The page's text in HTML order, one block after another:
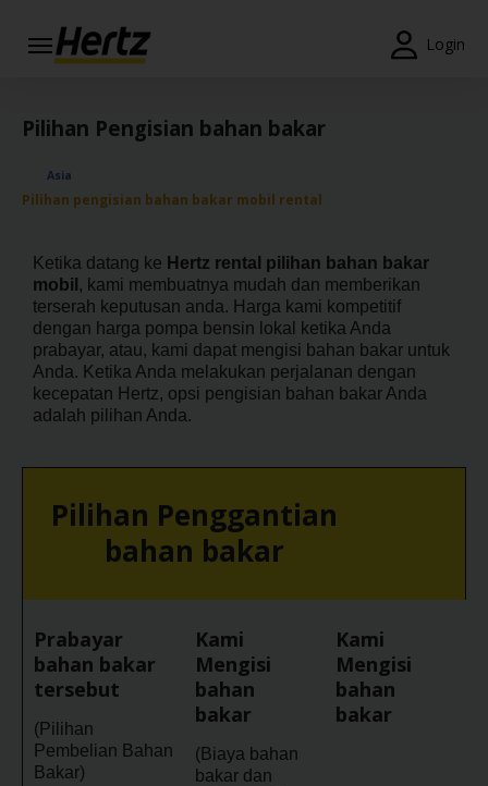
Login
Menu
Modify/Cancel
Penawaran
Khusus
Join /
Gold
Overview
ID/ID
Reservasi
Mobil
Penawaran
Lokasi
Hertz
Gold+
Panduan
Kendaraan
Pilihan Pengisian bahan bakar
Asia
Pilihan pengisian bahan bakar mobil rental
Ketika datang ke Hertz rental pilihan bahan bakar
mobil , kami membuatnya mudah dan memberikan
terserah keputusan anda. Harga kami kompetitif
dengan harga pompa bensin lokal ketika Anda
prabayar, atau, kami dapat mengisi bahan bakar untuk
Anda. Ketika Anda melakukan perjalanan dengan
kecepatan Hertz, opsi pengisian bahan bakar Anda
adalah pilihan Anda.
Pilihan Penggantian
bahan bakar
Prabayar
bahan bakar
tersebut
(Pilihan
Pembelian Bahan
Bakar)
Kami
Mengisi
bahan
bakar
(Biaya bahan
bakar dan
Kami
Mengisi
bahan
bakar